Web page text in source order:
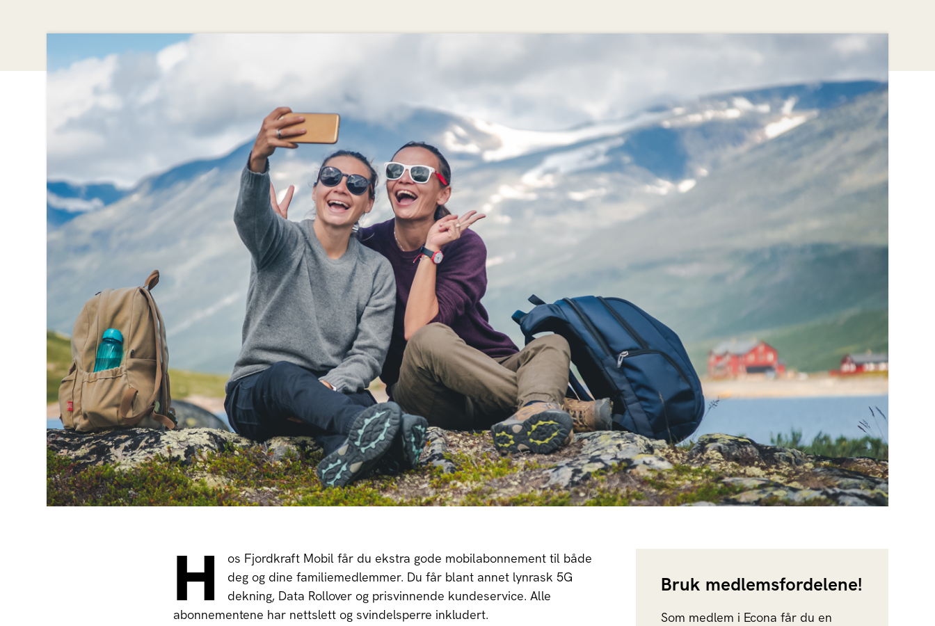
H
os Fjordkraft Mobil får du ekstra gode mobilabonnement til både
deg og dine familiemedlemmer. Du får blant annet lynrask 5G
dekning, Data Rollover og prisvinnende kundeservice. Alle
abonnementene har nettslett og svindelsperre inkludert.
Bruk medlemsfordelene!
Som medlem i Econa får du en